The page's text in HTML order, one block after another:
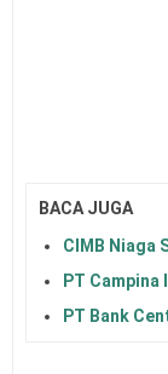
BACA JUGA
CIMB Niaga
PT Campina
PT Bank